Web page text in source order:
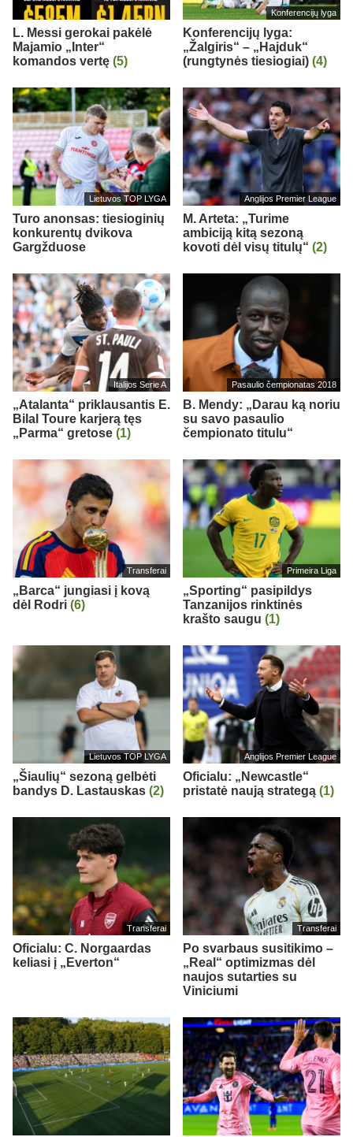
L. Messi gerokai pakėlė
Majamio „Inter“
komandos vertę (5)
Konferencijų lyga
Konferencijų lyga:
„Žalgiris“ – „Hajduk“
(rungtynės tiesiogiai) (4)
Lietuvos TOP LYGA
Turo anonsas: tiesioginių
konkurentų dvikova
Gargžduose
Anglijos Premier League
M. Arteta: „Turime
ambiciją kitą sezoną
kovoti dėl visų titulų“ (2)
Italijos Serie A
„Atalanta“ priklausantis E.
Bilal Toure karjerą tęs
„Parma“ gretose (1)
Pasaulio čempionatas 2018
B. Mendy: „Darau ką noriu
su savo pasaulio
čempionato titulu“
Transferai
„Barca“ jungiasi į kovą
dėl Rodri (6)
Primeira Liga
„Sporting“ pasipildys
Tanzanijos rinktinės
krašto saugu (1)
Lietuvos TOP LYGA
„Šiaulių“ sezoną gelbėti
bandys D. Lastauskas (2)
Anglijos Premier League
Oficialu: „Newcastle“
pristatė naują strategą (1)
Transferai
Oficialu: C. Norgaardas
keliasi į „Everton“
Transferai
Po svarbaus susitikimo –
„Real“ optimizmas dėl
naujos sutarties su
Viniciumi